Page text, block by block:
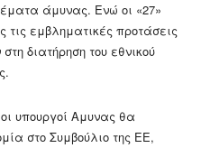
άμυνας. Ενώ οι «27»
εμβληματικές προτάσεις
διατήρηση του εθνικού
υπουργοί Αμυνας θα
στο Συμβούλιο της ΕΕ,